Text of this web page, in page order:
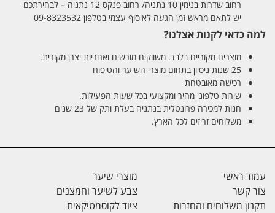
רחוב שדרות בנימין 10 נתניה/ רחוב פנקס 12 נתניה – לבחירתכם
יש לתאם מראש זמן הגעה לאיסוף עצמי בטלפון 09-8323532
למה כדאי לקנות אצלנו?
מוצרים מקוריים בלבד. משווקים מורשים ואחריות יצרן מקורית.
25 שנות ניסיון בתחום מוצרי השיער והטיפוח
רכישה מאובטחת
שירות טלפוני מהיר ומקצועי בכל שעות הפעילות.
חנות למכירה פרונטלית בנתניה בעלת ותק של 23 שנים
משלוחים זריזים לכל הארץ.
עמוד ראשי
צור קשר
תקנון משלוחים והחזרות
מוצרי שיער
צבע לשיער וחמצנים
ציוד לקוסמטיקאית